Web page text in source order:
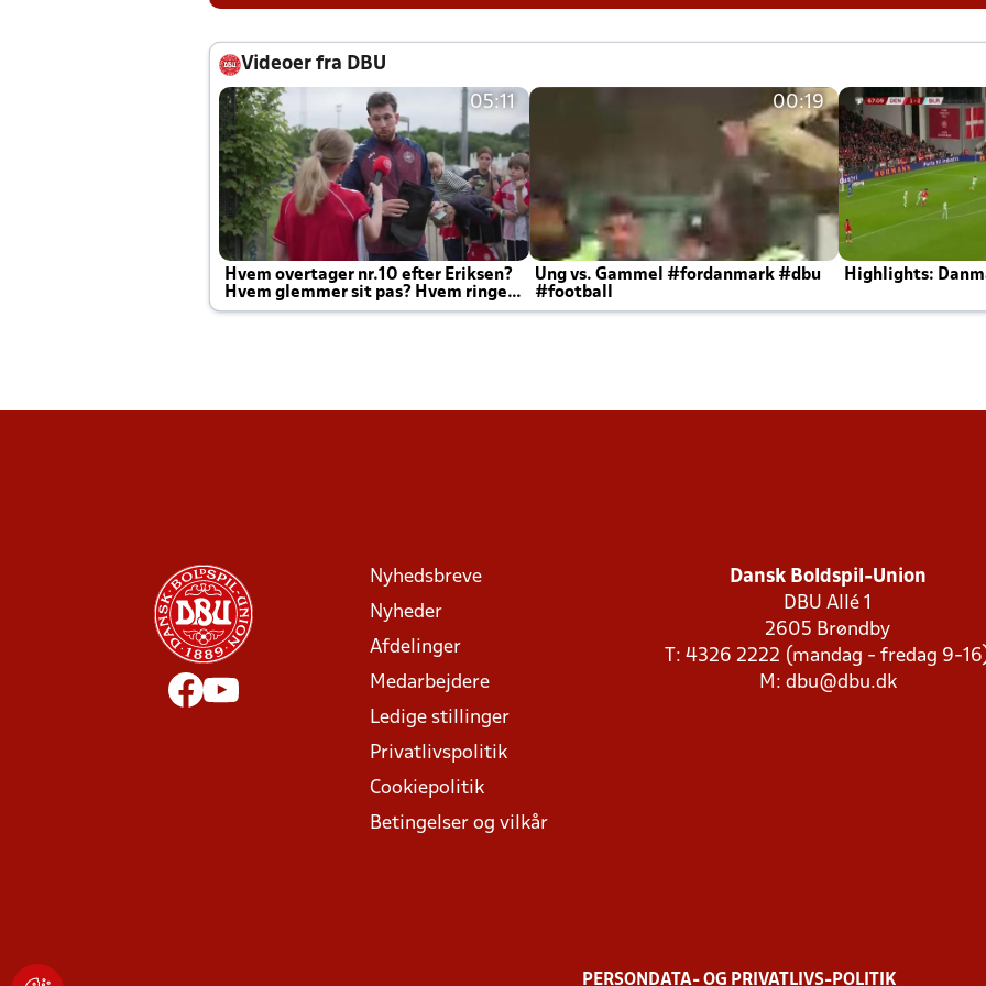
Videoer fra DBU
05:11
Hvem overtager nr.10 efter Eriksen?
Hvem glemmer sit pas? Hvem ringer
Joachim altid til efter kampe?
00:19
Ung vs. Gammel #fordanmark #dbu
#football
Highlights:
Nyhedsbreve
Nyheder
Afdelinger
Medarbejdere
Ledige stillinger
Privatlivspolitik
Cookiepolitik
Betingelser og vilkår
Dansk Boldspil-Union
DBU Allé 1
2605 Brøndby
T: 4326 2222 (mandag - fredag 9-
M: dbu@dbu.dk
PERSONDATA- OG PRIVATLIVS-POLITIK